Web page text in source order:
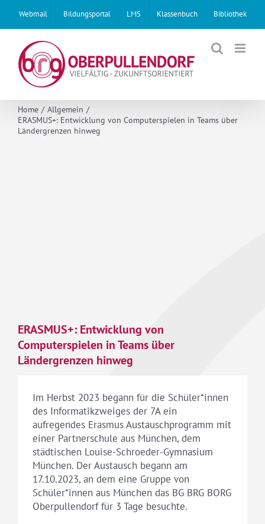
content
Webmail Bildungsportal LMS Klassenbuch Bibliothek
Home
Allgemein
ERASMUS+: Entwicklung von Computerspielen in Teams über
Ländergrenzen hinweg
ERASMUS+: Entwicklung von
Computerspielen in Teams über
Ländergrenzen hinweg
Im Herbst 2023 begann für die Schüler*innen
des Informatikzweiges der 7A ein
aufregendes Erasmus Austauschprogramm mit
einer Partnerschule aus München, dem
städtischen Louise-Schroeder-Gymnasium
München. Der Austausch begann am
17.10.2023, an dem eine Gruppe von
Schüler*innen aus München das BG BRG BORG
Oberpullendorf für 3 Tage besuchte.